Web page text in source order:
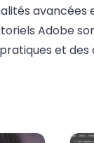
avancées
Adobe
et